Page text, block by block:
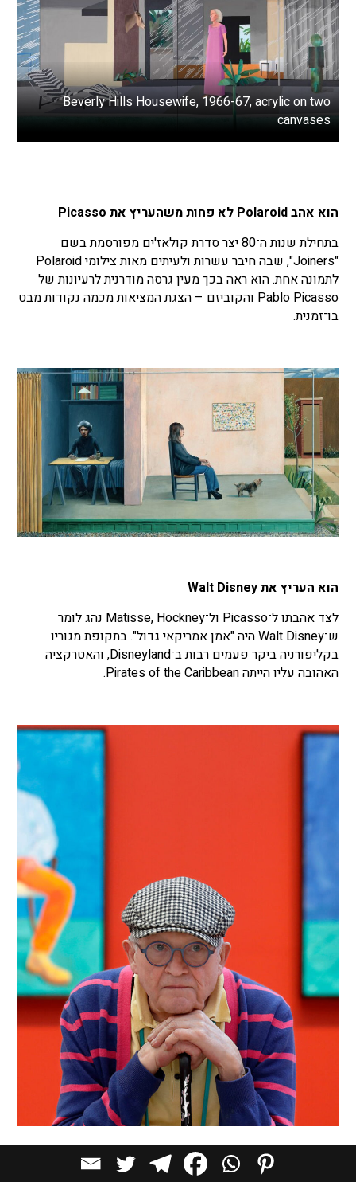
Beverly Hills Housewife, 1966-67, acrylic on two
canvases
הוא אהב Polaroid לא פחות משהעריץ את Picasso
בתחילת שנות ה־80 יצר סדרת קולאז'ים מפורסמת בשם
"Joiners", שבה חיבר עשרות ולעיתים מאות צילומי Polaroid
לתמונה אחת. הוא ראה בכך מעין גרסה מודרנית לרעיונות של
Pablo Picasso והקוביזם – הצגת המציאות מכמה נקודות מבט
בו־זמנית.
הוא העריץ את Walt Disney
לצד אהבתו ל־Picasso ול־Matisse, Hockney נהג לומר
ש־Walt Disney היה "אמן אמריקאי גדול". בתקופת מגוריו
בקליפורניה ביקר פעמים רבות ב־Disneyland, והאטרקציה
האהובה עליו הייתה Pirates of the Caribbean.